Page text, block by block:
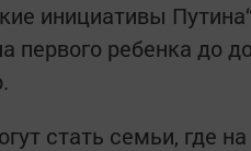
инициативы
первого ребенка до
стать семьи, где